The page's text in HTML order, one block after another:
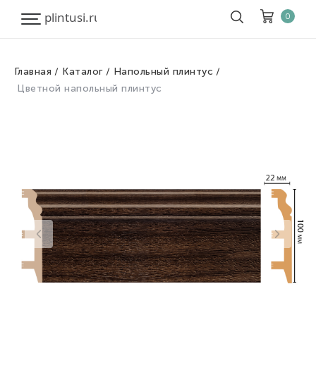
Корзина
0
0
Главная Каталог
Напольный плинтус
Цветной напольный плинтус